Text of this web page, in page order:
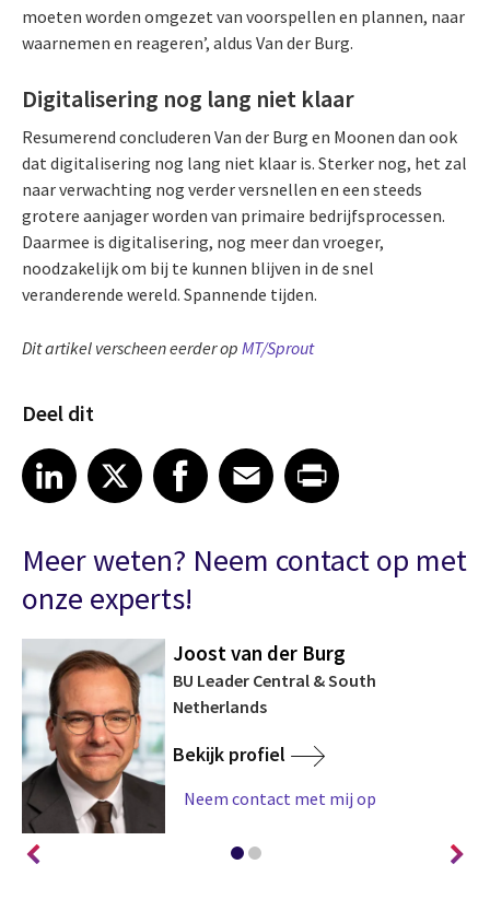
moeten worden omgezet van voorspellen en plannen, naar
waarnemen en reageren’, aldus Van der Burg.
Digitalisering nog lang niet klaar
Resumerend concluderen Van der Burg en Moonen dan ook
dat digitalisering nog lang niet klaar is. Sterker nog, het zal
naar verwachting nog verder versnellen en een steeds
grotere aanjager worden van primaire bedrijfsprocessen.
Daarmee is digitalisering, nog meer dan vroeger,
noodzakelijk om bij te kunnen blijven in de snel
veranderende wereld. Spannende tijden.
Dit artikel verscheen eerder op MT/Sprout
Deel dit
Share article on LinkedIn
LinkedIn
Share article on XShare article on Facebook
Facebook
Share article on Email
EmailShare article on Print
Meer weten? Neem contact op met
onze experts!
Joost van der Burg
BU Leader Central & South
Netherlands
Bekijk profiel
Neem contact met mij op